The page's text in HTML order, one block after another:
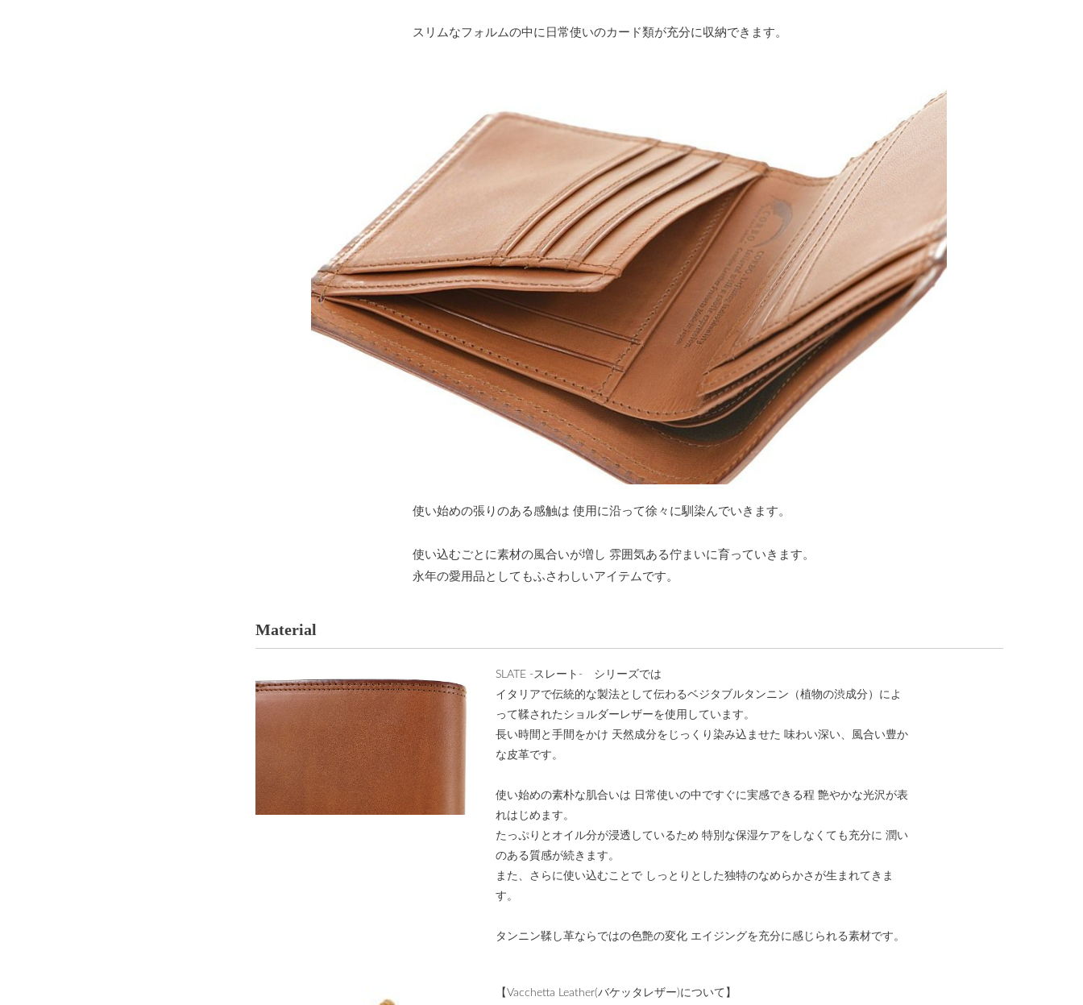
スリムなフォルムの中に日常使いのカード類が充分に収納できます。
使い始めの張りのある感触は 使用に沿って徐々に馴染んでいきます。
使い込むごとに素材の風合いが増し 雰囲気ある佇まいに育っていきます。
永年の愛用品としてもふさわしいアイテムです。
Material
SLATE -スレート- シリーズでは
イタリアで伝統的な製法として伝わるベジタブルタンニン（植物の渋成分）によ
って鞣されたショルダーレザーを使用しています。
長い時間と手間をかけ 天然成分をじっくり染み込ませた 味わい深い、風合い豊か
な皮革です。
使い始めの素朴な肌合いは 日常使いの中ですぐに実感できる程 艶やかな光沢が表
れはじめます。
たっぷりとオイル分が浸透しているため 特別な保湿ケアをしなくても充分に 潤い
のある質感が続きます。
また、さらに使い込むことで しっとりとした独特のなめらかさが生まれてきま
す。
タンニン鞣し革ならではの色艶の変化 エイジングを充分に感じられる素材です。
【Vacchetta Leather(バケッタレザー)について】